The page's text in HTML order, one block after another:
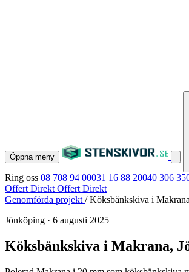
Öppna meny
Ring oss 08 708 94 00031 16 88 20040 306
Offert Direkt Offert Direkt
Genomförda projekt / Köksbänkskiva i
Jönköping · 6 augusti 2025
Köksbänkskiva i Makrana,